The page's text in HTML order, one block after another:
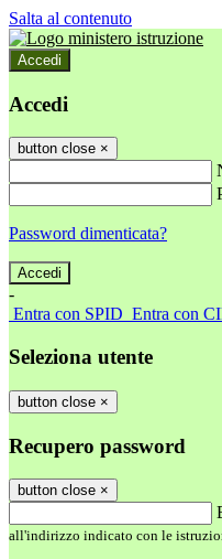
Salta al contenuto
Accedi
Accedi
button close ×
Password dimenticata?
-
Entra con SPID Entra con
Seleziona utente
button close ×
Recupero password
button close ×
all'indirizzo indicato con le